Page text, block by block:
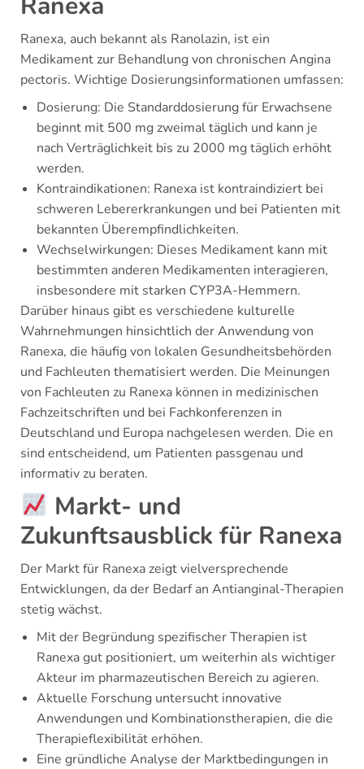
Ranexa, auch bekannt als Ranolazin, ist ein
Medikament zur Behandlung von chronischen Angina
pectoris. Wichtige Dosierungsinformationen umfassen:
Dosierung: Die Standarddosierung für Erwachsene
beginnt mit 500 mg zweimal täglich und kann je
nach Verträglichkeit bis zu 2000 mg täglich erhöht
werden.
Kontraindikationen: Ranexa ist kontraindiziert bei
schweren Lebererkrankungen und bei Patienten mit
bekannten Überempfindlichkeiten.
Wechselwirkungen: Dieses Medikament kann mit
bestimmten anderen Medikamenten interagieren,
insbesondere mit starken CYP3A-Hemmern.
Darüber hinaus gibt es verschiedene kulturelle
Wahrnehmungen hinsichtlich der Anwendung von
Ranexa, die häufig von lokalen Gesundheitsbehörden
und Fachleuten thematisiert werden. Die Meinungen
von Fachleuten zu Ranexa können in medizinischen
Fachzeitschriften und bei Fachkonferenzen in
Deutschland und Europa nachgelesen werden. Die en
sind entscheidend, um Patienten passgenau und
informativ zu beraten.
Markt- und
Zukunftsausblick für Ranexa
Der Markt für Ranexa zeigt vielversprechende
Entwicklungen, da der Bedarf an Antianginal-Therapien
stetig wächst.
Mit der Begründung spezifischer Therapien ist
Ranexa gut positioniert, um weiterhin als wichtiger
Akteur im pharmazeutischen Bereich zu agieren.
Aktuelle Forschung untersucht innovative
Anwendungen und Kombinationstherapien, die die
Therapieflexibilität erhöhen.
Eine gründliche Analyse der Marktbedingungen in